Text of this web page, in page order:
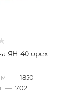
ЯН-40 орех
— 1850
— 702